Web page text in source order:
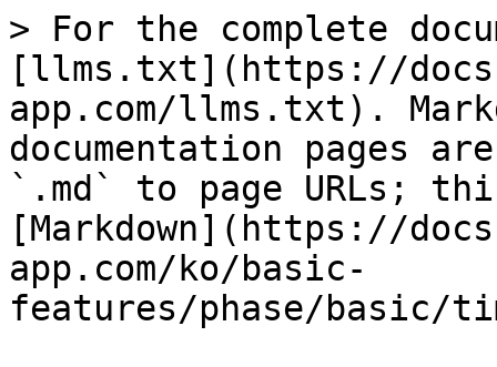
> For the complete
[llms.txt](https://
app.com/llms.txt).
documentation pages
`.md` to page URLs;
[Markdown](https://
app.com/ko/basic-
features/phase/basic/